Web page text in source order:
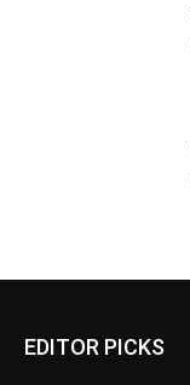
EDITOR PICKS